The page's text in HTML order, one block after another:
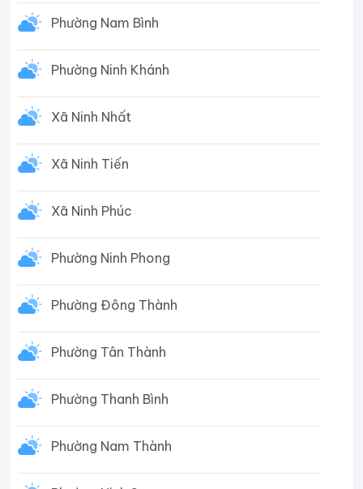
Phường Nam Bình
Phường Ninh Khánh
Xã Ninh Nhất
Xã Ninh Tiến
Xã Ninh Phúc
Phường Ninh Phong
Phường Đông Thành
Phường Tân Thành
Phường Thanh Bình
Phường Nam Thành